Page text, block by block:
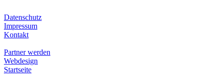
Datenschutz
Impressum
Kontakt
Partner werden
Webdesign
Startseite